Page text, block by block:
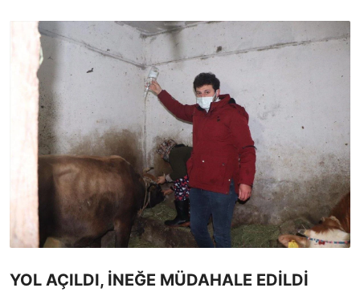
YOL AÇILDI, İNEĞE MÜDAHALE EDİLDİ